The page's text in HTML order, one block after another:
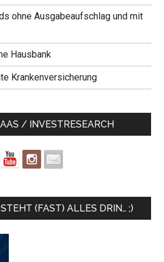
ohne Ausgabeaufschlag und mit
Hausbank
Krankenversicherung
/ INVESTRESEARCH
(FAST) ALLES DRIN… ;)